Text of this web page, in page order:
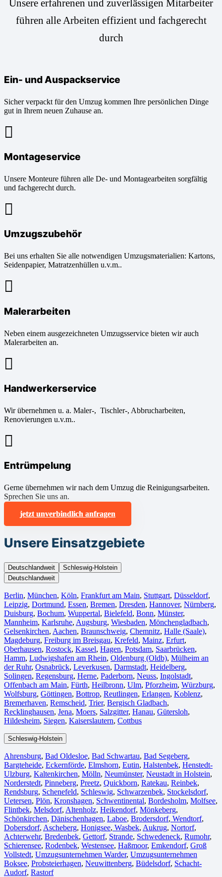
Unsere erfahrenen und zuverlässigen Mitarbeiter
führen alle Arbeiten effizient und fachgerecht
durch
Ein- und Auspackservice
Sicher verpackt für den Umzug kommen Ihre persönlichen Dinge
gut in Ihrem neuen Zuhause an.
Montageservice
Unsere Monteure führen alle De- und Montagearbeiten sorgfältig
und fachgerecht durch.
Umzugszubehör
Bei uns erhalten Sie alle notwendigen Umzugsmaterialien: Kartons,
Seidenpapier, Matratzenhüllen u.v.m..
Malerarbeiten
Neben einem ausgezeichneten Umzugsservice bieten wir auch
Malerarbeiten an.
Handwerkerservice
Wir übernehmen u. a. Maler-, Tischler-, Abbrucharbeiten,
Renovierungen u.v.m..
Entrümpelung
Gerne übernehmen wir nach dem Umzug die Reinigungsarbeiten.
Sprechen Sie uns an.
jetzt unverbindlich anfragen
Unsere Einsatzgebiete
Deutschlandweit
Schleswig-Holstein
Deutschlandweit
Berlin⁠, München, Köln⁠, Frankfurt am Main, Stuttgart, Düsseldorf,
Leipzig, Dortmund, Essen, Bremen, Dresden, Hannover, Nürnberg,
Duisburg⁠, Bochum, Wuppertal⁠, Bielefeld⁠, Bonn⁠, Münster⁠,
Mannheim, Karlsruhe, Augsburg, Wiesbaden⁠, Mönchengladbach⁠,
Gelsenkirchen⁠, Aachen⁠, Braunschweig, Chemnitz⁠, Halle (Saale)⁠,
Magdeburg, Freiburg im Breisgau⁠, Krefeld⁠, Mainz⁠, Erfurt,
Oberhausen⁠, Rostock⁠, Kassel⁠, Hagen, Potsdam, Saarbrücken⁠,
Hamm, Ludwigshafen am Rhein⁠, Oldenburg (Oldb), Mülheim an
der Ruhr, Osnabrück⁠, Leverkusen, Darmstadt⁠, Heidelberg,
Solingen, Regensburg, Herne⁠, Paderborn, Neuss, Ingolstadt,
Offenbach am Main, Fürth⁠, Heilbronn, Ulm⁠, Pforzheim, Würzburg,
Wolfsburg⁠, Göttingen, Bottrop, Reutlingen, Erlangen⁠, Koblenz,
Bremerhaven⁠, Remscheid, Trier⁠, Bergisch Gladbach,
Recklinghausen, Jena⁠, Moers⁠, Salzgitter⁠, Hanau, Gütersloh,
Hildesheim⁠, Siegen⁠, Kaiserslautern⁠, Cottbus⁠
Schleswig-Holstein
Ahrensburg, Bad Oldesloe, Bad Schwartau, Bad Segeberg,
Bargteheide, Eckernförde, Elmshorn, Eutin, Halstenbek, Henstedt-
Ulzburg, Kaltenkirchen, Mölln, Neumünster, Neustadt in Holstein,
Norderstedt, Pinneberg, Preetz, Quickborn, Ratekau, Reinbek,
Rendsburg, Schenefeld, Schleswig, Schwarzenbek, Stockelsdorf,
Uetersen, Plön, Kronshagen, Schwentinental, Bordesholm, Molfsee,
Flintbek, Melsdorf, Altenholz, Heikendorf, Mönkeberg,
Schönkirchen, Dänischenhagen, Laboe, Brodersdorf, Wendtorf,
Dobersdorf, Ascheberg, Honigsee, Wasbek, Aukrug, Nortorf,
Achterwehr, Bredenbek, Gettorf, Strande, Schwedeneck, Rumohr,
Schierensee, Rodenbek, Westensee, Haßmoor, Emkendorf, Groß
Vollstedt, Umzugsunternehmen Warder, Umzugsunternehmen
Boksee, Probsteierhagen, Neuwittenberg, Büdelsdorf, Schacht-
Audorf, Rastorf